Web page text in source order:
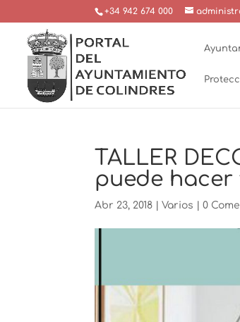
+34 942 674 000
TALLER
puede hacer
Abr 23, 2018 |Varios |0